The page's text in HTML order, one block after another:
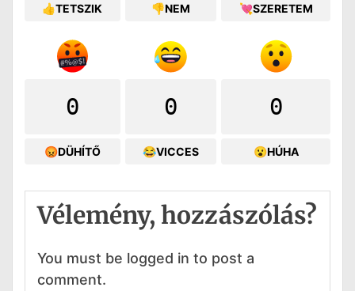
👍TETSZIK 👎NEM 💘SZERETEM
0
😡DÜHÍTŐ
0
😂VICCES
0
😮HÚHA
Vélemény, hozzászólás?
You must be logged in to post a
comment.